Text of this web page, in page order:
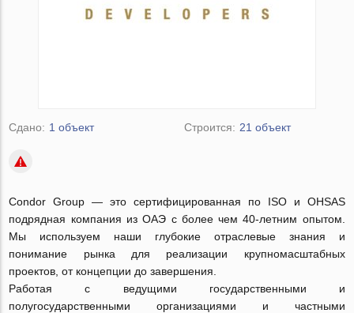
Сдано: 1 объект Строится: 21 объект
Condor Group — это сертифицированная по ISO и OHSAS
подрядная компания из ОАЭ с более чем 40-летним опытом.
Мы используем наши глубокие отраслевые знания и
понимание рынка для реализации крупномасштабных
проектов, от концепции до завершения.
Работая с ведущими государственными и
полугосударственными организациями и частными